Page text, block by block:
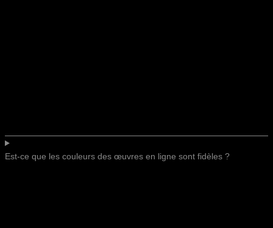
Est-ce que les couleurs des œuvres en ligne sont fidèles ?